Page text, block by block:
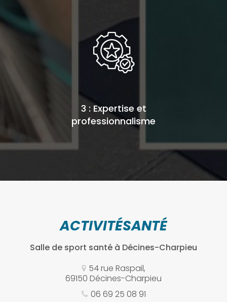
3 : Expertise et
professionnalisme
ACTIVITÉSANTÉ
Salle de sport santé à Décines-Charpieu
54 rue Raspail,
69150 Décines-Charpieu
06 69 25 08 91